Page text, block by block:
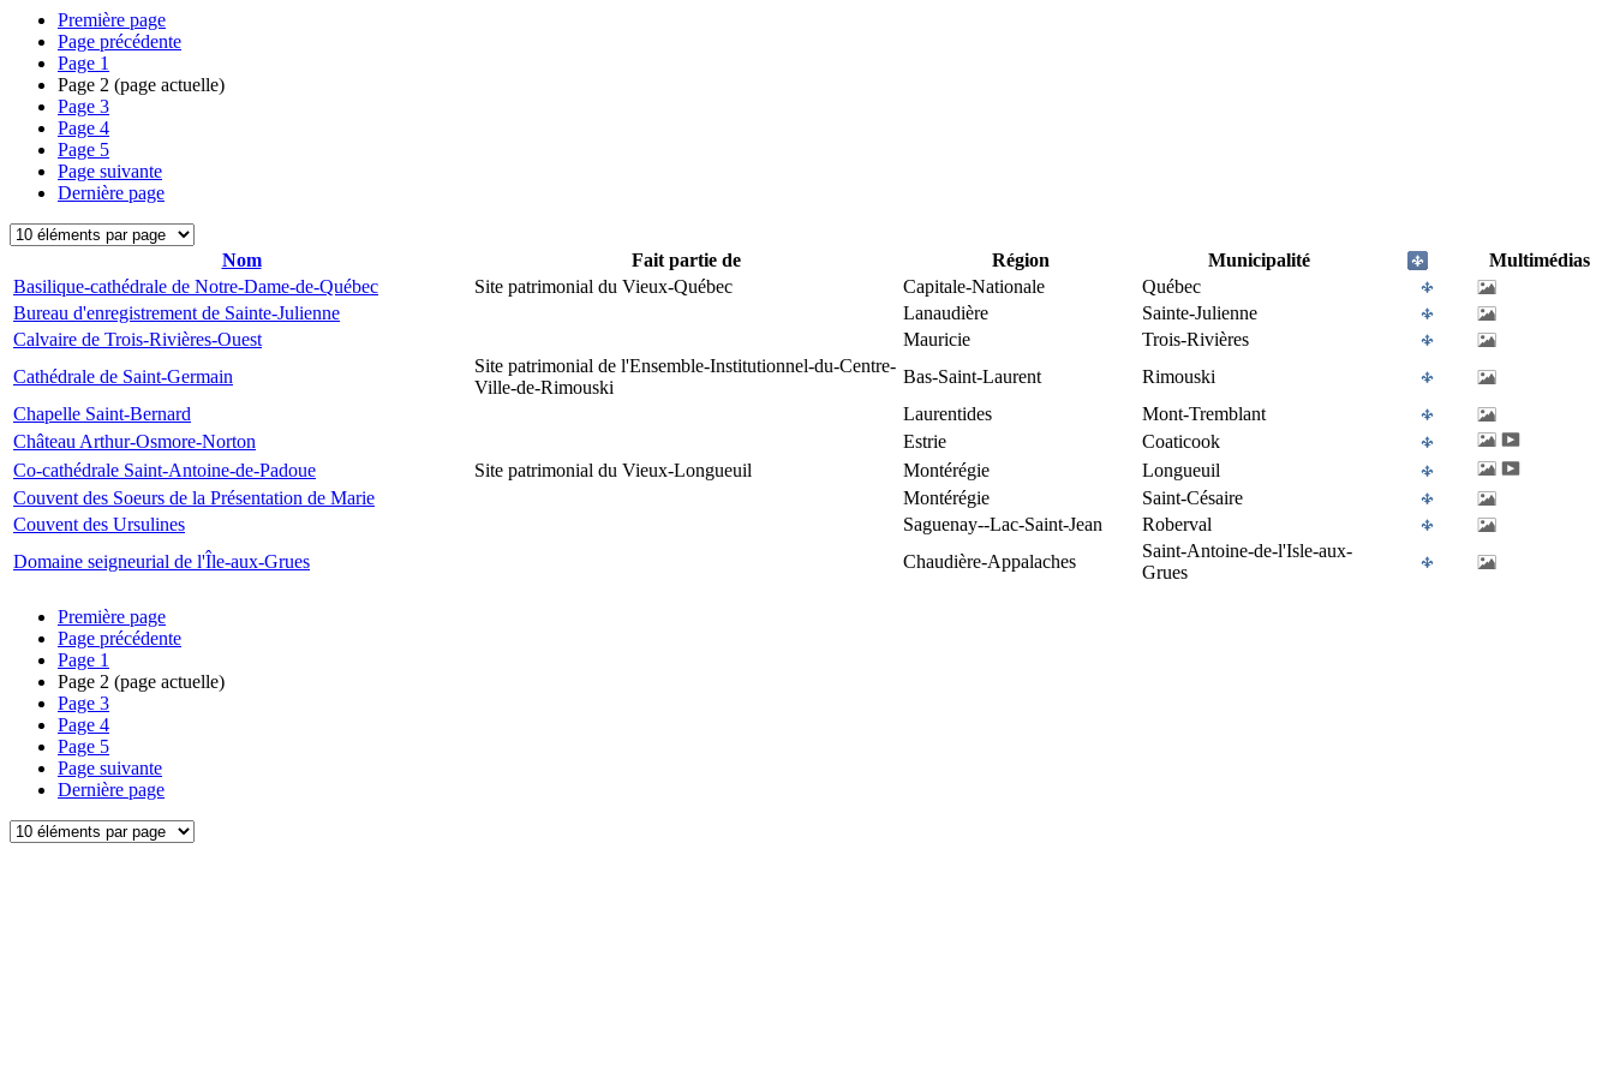
Première page
Page précédente
Page 1
Page 2 (page actuelle)
Page 3
Page 4
Page 5
Page suivante
Dernière page
Nom Fait partie de Région Municipalité
Multimédias
Basilique-cathédrale de Notre-Dame-de-Québec
Site patrimonial du Vieux-Québec Capitale-Nationale
Québec
Bureau d'enregistrement de Sainte-Julienne
Lanaudière
Sainte-Julienne
Calvaire de Trois-Rivières-Ouest
Mauricie
Trois-Rivières
Cathédrale de Saint-Germain
Site patrimonial de l'Ensemble-Institutionnel-du-Centre-
Ville-de-Rimouski
Bas-Saint-Laurent
Rimouski
Chapelle Saint-Bernard
Laurentides
Mont-Tremblant
Château Arthur-Osmore-Norton
Estrie
Coaticook
Co-cathédrale Saint-Antoine-de-Padoue
Site patrimonial du Vieux-Longueuil Montérégie
Longueuil
Couvent des Soeurs de la Présentation de Marie
Montérégie
Saint-Césaire
Couvent des Ursulines
Saguenay--Lac-Saint-Jean
Roberval
Domaine seigneurial de l'Île-aux-Grues
Chaudière-Appalaches
Saint-Antoine-de-l'Isle-aux-
Grues
Première page
Page précédente
Page 1
Page 2 (page actuelle)
Page 3
Page 4
Page 5
Page suivante
Dernière page